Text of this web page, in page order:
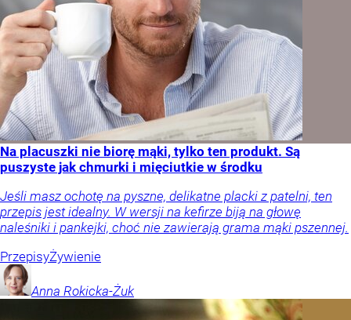
Na placuszki nie biorę mąki, tylko ten produkt. Są
puszyste jak chmurki i mięciutkie w środku
Jeśli masz ochotę na pyszne, delikatne placki z patelni, ten
przepis jest idealny. W wersji na kefirze biją na głowę
naleśniki i pankejki, choć nie zawierają grama mąki pszennej.
PrzepisyŻywienie
Anna Rokicka-Żuk